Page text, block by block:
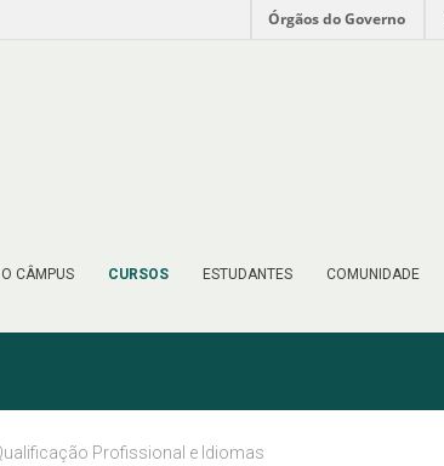
Órgãos do Governo
O CÂMPUS CURSOS ESTUDANTES COMUNIDADE
Profissional e Idiomas